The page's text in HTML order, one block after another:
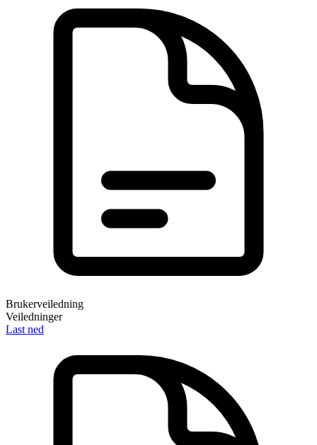
Brukerveiledning
Veiledninger
Last ned